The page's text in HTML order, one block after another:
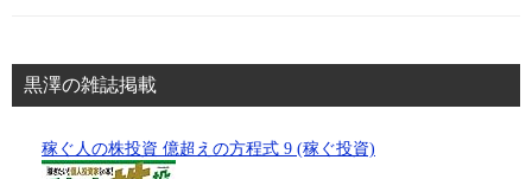
黒澤の雑誌掲載
稼ぐ人の株投資 億超えの方程式 9 (稼ぐ投資)